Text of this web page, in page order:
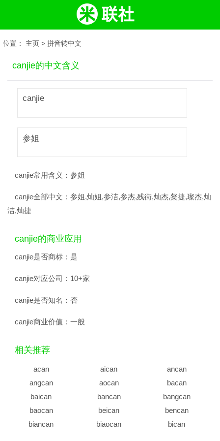
位置： 主页 > 拼音转中文
canjie的中文含义
canjie
参姐
canjie常用含义： 参姐
canjie全部中文： 参姐,灿姐,参洁,参杰,残街,灿杰,粲捷,璨杰,灿
洁,灿捷
canjie的商业应用
canjie是否商标： 是
canjie对应公司： 10+家
canjie是否知名： 否
canjie商业价值： 一般
相关推荐
acan aican
ancan
angcan
aocan
bacan
baican
bancan
bangcan
baocan
beican
bencan
biancan
biaocan
bican